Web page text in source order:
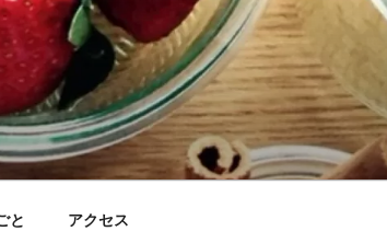
と アクセス